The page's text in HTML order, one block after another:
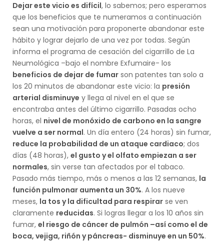
Dejar este vicio es difícil, lo sabemos; pero esperamos
que los beneficios que te numeramos a continuación
sean una motivación para proponerte abandonar este
hábito y lograr dejarlo de una vez por todas. Según
informa el programa de cesación del cigarrillo de La
Neumológica –bajo el nombre Exfumaire- los
beneficios de dejar de fumar son patentes tan solo a
los 20 minutos de abandonar este vicio: la presión
arterial disminuye y llega al nivel en el que se
encontraba antes del último cigarrillo. Pasadas ocho
horas, el nivel de monóxido de carbono en la sangre
vuelve a ser normal. Un día entero (24 horas) sin fumar,
reduce la probabilidad de un ataque cardiaco; dos
días (48 horas), el gusto y el olfato empiezan a ser
normales, sin verse tan afectados por el tabaco.
Pasado más tiempo, más o menos a las 12 semanas, la
función pulmonar aumenta un 30%. A los nueve
meses, la tos y la dificultad para respirar se ven
claramente reducidas. Si logras llegar a los 10 años sin
fumar, el riesgo de cáncer de pulmón –así como el de
boca, vejiga, riñón y páncreas- disminuye en un 50%.